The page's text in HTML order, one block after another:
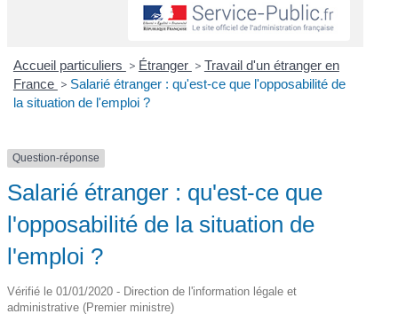
Accueil particuliers > Étranger > Travail d'un étranger en
France > Salarié étranger : qu'est-ce que l'opposabilité de
la situation de l'emploi ?
Question-réponse
Salarié étranger : qu'est-ce que
l'opposabilité de la situation de
l'emploi ?
Vérifié le 01/01/2020 - Direction de l'information légale et
administrative (Premier ministre)